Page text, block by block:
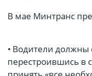
В мае Минтранс
• Водители должны
перестроившись в